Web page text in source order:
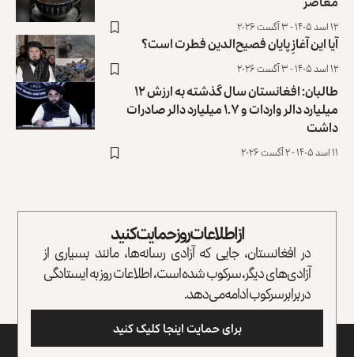
۱۲ اسد ۱۴۰۵ - ۳ آگست ۲۰۲۶
آیا این آغازِ پایان فصیح‌الدین فطرت است؟
۱۲ اسد ۱۴۰۵ - ۳ آگست ۲۰۲۶
طالبان: افغانستان سال گذشته به ارزش ۱۲
میلیارد دالر واردات و ۱.۷ میلیارد دالر صادرات
داشت
۱۱ اسد ۱۴۰۵ - ۲ آگست ۲۰۲۶
از اطلاعات روز حمایت کنید
در افغانستان، جایی که آزادی رسانه‌ها، مانند بسیاری از
آزادی‌های دیگر، سرکوب شده است، اطلاعات روز به ایستادگی
در برابر سرکوب ادامه می‌دهد.
برای حمایت اینجا کلیک کنید